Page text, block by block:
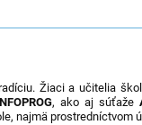
Žiaci a učitelia
, ako aj súťaže
najmä prostredníctvom